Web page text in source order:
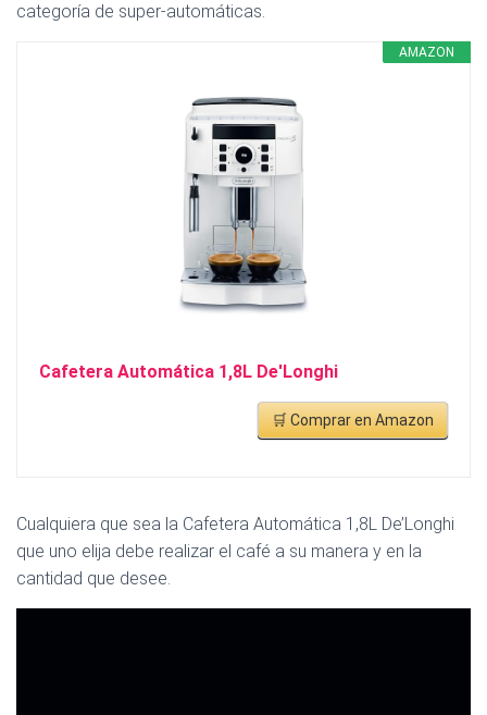
categoría de super-automáticas.
AMAZON
Cafetera Automática 1,8L De'Longhi
🛒 Comprar en Amazon
Cualquiera que sea la Cafetera Automática 1,8L De’Longhi
que uno elija debe realizar el café a su manera y en la
cantidad que desee.